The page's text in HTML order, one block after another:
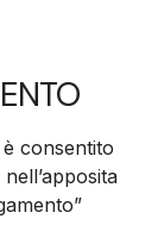
consentito